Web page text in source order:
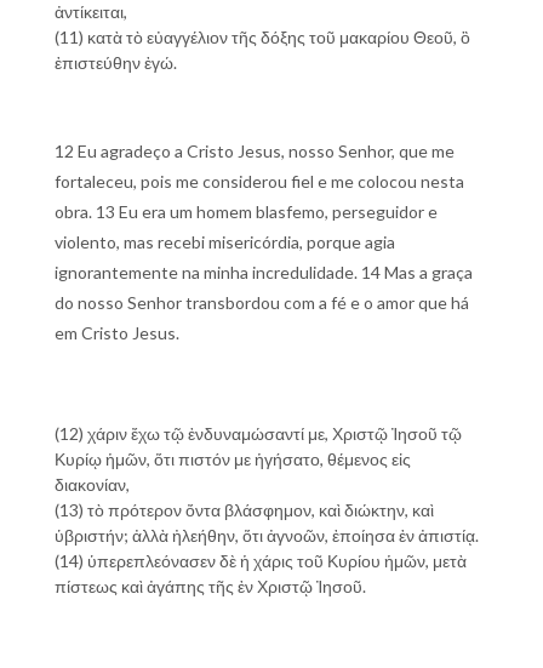
ἀντίκειται,
(11) κατὰ τὸ εὐαγγέλιον τῆς δόξης τοῦ μακαρίου Θεοῦ, ὃ
ἐπιστεύθην ἐγώ.
12 Eu agradeço a Cristo Jesus, nosso Senhor, que me
fortaleceu, pois me considerou fiel e me colocou nesta
obra. 13 Eu era um homem blasfemo, perseguidor e
violento, mas recebi misericórdia, porque agia
ignorantemente na minha incredulidade. 14 Mas a graça
do nosso Senhor transbordou com a fé e o amor que há
em Cristo Jesus.
(12) χάριν ἔχω τῷ ἐνδυναμώσαντί με, Χριστῷ Ἰησοῦ τῷ
Κυρίῳ ἡμῶν, ὅτι πιστόν με ἡγήσατο, θέμενος εἰς
διακονίαν,
(13) τὸ πρότερον ὄντα βλάσφημον, καὶ διώκτην, καὶ
ὑβριστήν; ἀλλὰ ἠλεήθην, ὅτι ἀγνοῶν, ἐποίησα ἐν ἀπιστίᾳ.
(14) ὑπερεπλεόνασεν δὲ ἡ χάρις τοῦ Κυρίου ἡμῶν, μετὰ
πίστεως καὶ ἀγάπης τῆς ἐν Χριστῷ Ἰησοῦ.